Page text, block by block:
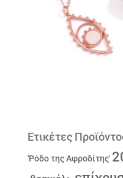
Ετικέτες
'Ρόδο της Αφροδίτης'